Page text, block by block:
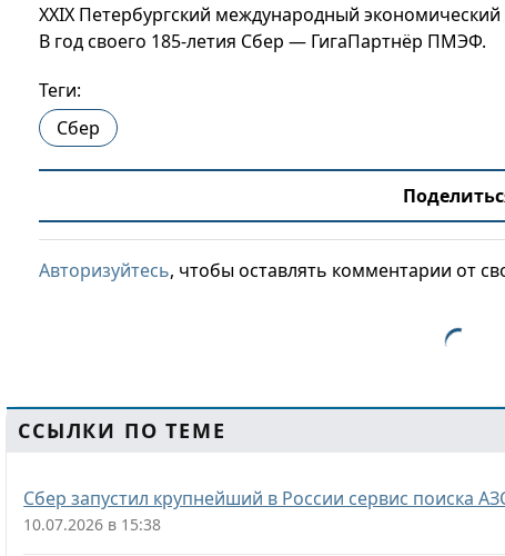
XXIX Петербургский международный
В год своего 185-летия Сбер — ГигаПартнёр ПМЭФ.
Теги:
Сбер
Авторизуйтесь, чтобы оставлять комментарии от
ССЫЛКИ ПО ТЕМЕ
Сбер запустил крупнейший в России сервис поиска
10.07.2026 в 15:38